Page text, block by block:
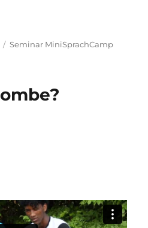
Kategorien
Seminar MiniSprachCamp